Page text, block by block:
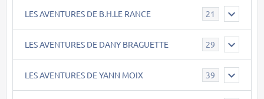
LES AVENTURES DE B.H.LE RANCE 21
LES AVENTURES DE DANY BRAGUETTE 29
LES AVENTURES DE YANN MOIX 39